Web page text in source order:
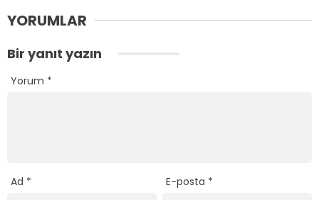
YORUMLAR
Bir yanıt yazın
Yorum *
Ad * E-posta *